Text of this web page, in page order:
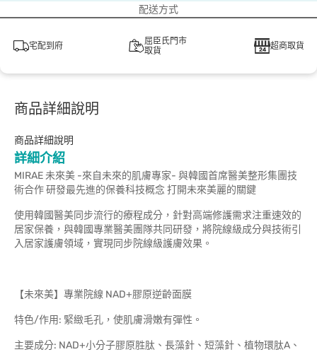
配送方式
宅配到府
屈臣氏門市
取貨
超商取貨
商品詳細說明
商品詳細說明
詳細介紹
MIRAE 未來美 -來自未來的肌膚專家- 與韓國首席醫美整形集團技
術合作 研發最先進的保養科技概念 打開未來美麗的關鍵
使用韓國醫美同步流行的療程成分，針對高端修護需求注重速效的
居家保養，與韓國專業醫美團隊共同研發，將院線級成分與技術引
入居家護膚領域，實現同步院線級護膚效果。
【未來美】專業院線 NAD+膠原逆齡面膜
特色/作用: 緊緻毛孔，使肌膚滑嫩有彈性。
主要成分: NAD+小分子膠原胜肽、長藻針、短藻針、植物環肽A、